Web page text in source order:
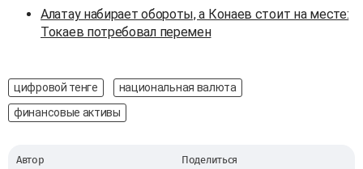
Алатау набирает обороты, а Конаев стоит на месте:
Токаев потребовал перемен
цифровой тенге
национальная валюта
финансовые активы
Автор Поделиться